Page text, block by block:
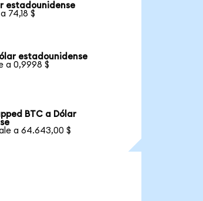
estadounidense
74,18 $
estadounidense
a 0,9998 $
BTC a Dólar
a 64.643,00 $